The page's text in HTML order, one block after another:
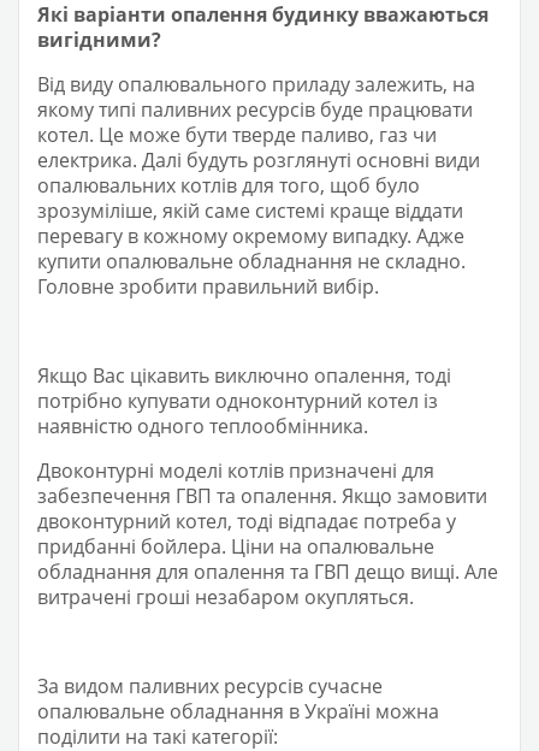
Які варіанти опалення будинку вважаються
вигідними?
Від виду опалювального приладу залежить, на
якому типі паливних ресурсів буде працювати
котел. Це може бути тверде паливо, газ чи
електрика. Далі будуть розглянуті основні види
опалювальних котлів для того, щоб було
зрозуміліше, якій саме системі краще віддати
перевагу в кожному окремому випадку. Адже
купити опалювальне обладнання не складно.
Головне зробити правильний вибір.
Якщо Вас цікавить виключно опалення, тоді
потрібно купувати одноконтурний котел із
наявністю одного теплообмінника.
Двоконтурні моделі котлів призначені для
забезпечення ГВП та опалення. Якщо замовити
двоконтурний котел, тоді відпадає потреба у
придбанні бойлера. Ціни на опалювальне
обладнання для опалення та ГВП дещо вищі. Але
витрачені гроші незабаром окупляться.
За видом паливних ресурсів сучасне
опалювальне обладнання в Україні можна
поділити на такі категорії: